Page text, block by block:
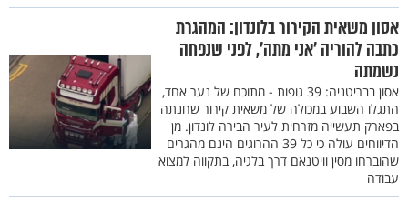
אסון משאית הקירור בלונדון: המהגרת
כתבה להוריה ’אני מתה’, לפני שנפחה
נשמתה
אסון בבריטניה: 39 גופות - מתוכם של נער אחד,
התגלו השבוע במכולה של משאית קירור שחנתה
בפארק תעשייה מזרחית לעיר הבירה לונדון. מן
הדיווחים עולה כי כל 39 ההרוגים הינם מהגרים
שהוברחו מסין וויטנאם דרך בלגיה, בתקווה למצוא
עבודה